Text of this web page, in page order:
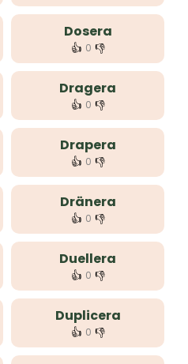
Dosera
👍 0 👎
Dragera
👍 0 👎
Drapera
👍 0 👎
Dränera
👍 0 👎
Duellera
👍 0 👎
Duplicera
👍 0 👎